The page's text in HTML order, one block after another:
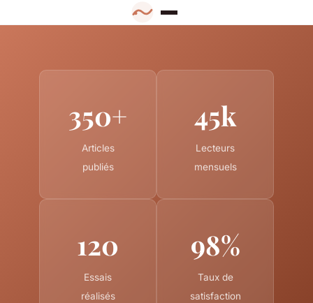
350+
Articles
publiés
45k
Lecteurs
mensuels
120
Essais
réalisés
98%
Taux de
satisfaction